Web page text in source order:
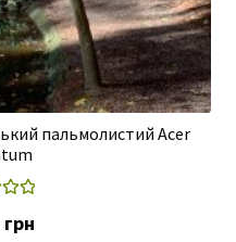
пальмолистий Acer
5
грн